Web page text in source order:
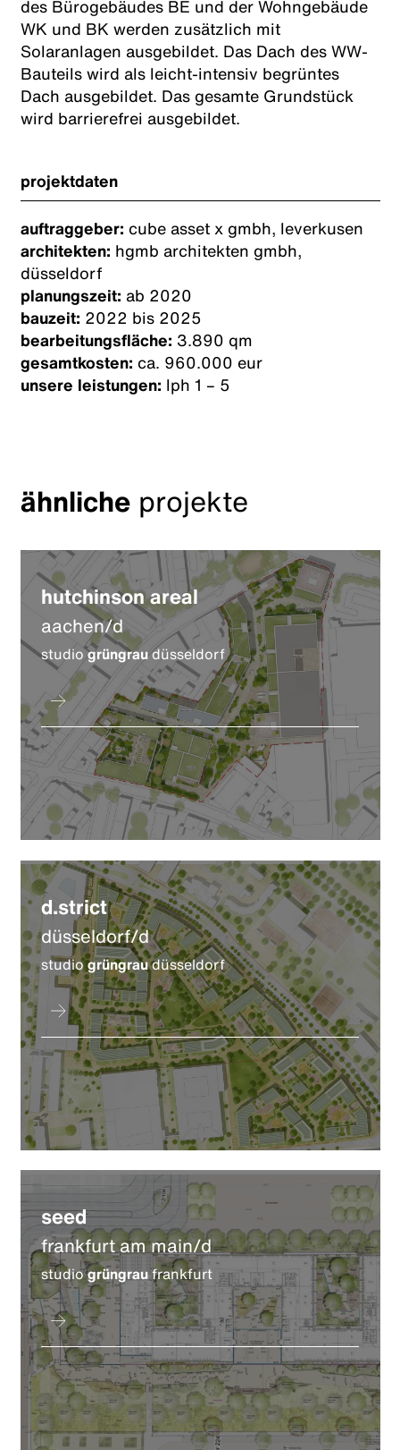
des Bürogebäudes BE und der Wohngebäude
WK und BK werden zusätzlich mit
Solaranlagen ausgebildet. Das Dach des WW-
Bauteils wird als leicht-intensiv begrüntes
Dach ausgebildet. Das gesamte Grundstück
wird barrierefrei ausgebildet.
projektdaten
auftraggeber: cube asset x gmbh, leverkusen
architekten: hgmb architekten gmbh,
düsseldorf
planungszeit: ab 2020
bauzeit: 2022 bis 2025
bearbeitungsfläche: 3.890 qm
gesamtkosten: ca. 960.000 eur
unsere leistungen: lph 1 – 5
ähnlicheprojekte
hutchinson areal
aachen/d
studiogrüngraudüsseldorf
d.strict
düsseldorf/d
studiogrüngraudüsseldorf
seed
frankfurt am main/d
studiogrüngraufrankfurt